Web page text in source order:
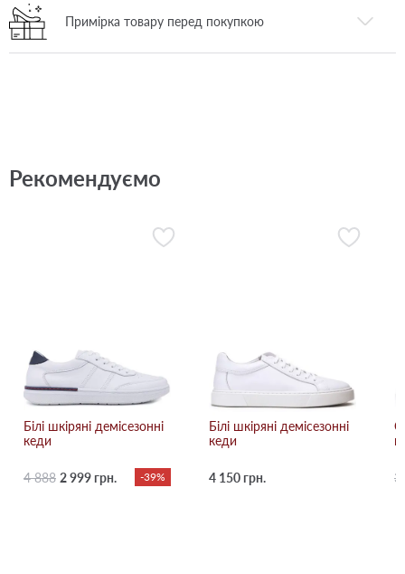
Примірка товару перед покупкою
Рекомендуємо
Білі шкіряні демісезонні
кеди
4 888 2 999 грн. -39%
Білі шкіряні демісезонні
кеди
4 150 грн. 3